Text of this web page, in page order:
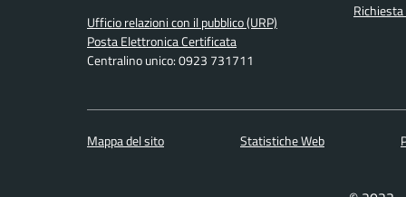
Ufficio relazioni con il pubblico (URP)
Posta Elettronica Certificata
Centralino unico: 0923 731711
Mappa del sito Statistiche Web